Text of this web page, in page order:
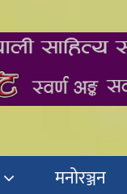
मनोरञ्जन